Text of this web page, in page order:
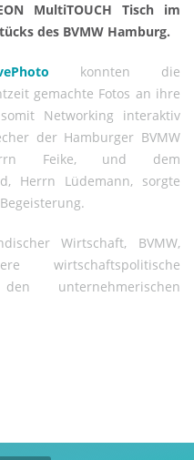
MultiTOUCH Tisch im
des BVMW Hamburg.
konnten die
gemachte Fotos an ihre
Networking interaktiv
der Hamburger BVMW
Feike, und dem
Herrn Lüdemann, sorgte
Wirtschaft, BVMW,
unternehmerischen